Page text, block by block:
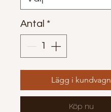
Antal *
Lägg i kundvagn
Köp nu